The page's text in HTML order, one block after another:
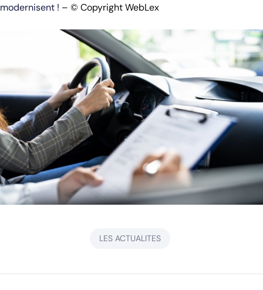
modernisent ! – © Copyright WebLex
LES ACTUALITES